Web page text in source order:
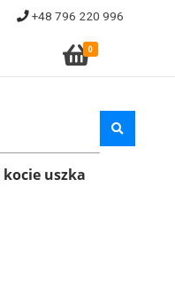
+48 796 220 996
0
kocie uszka